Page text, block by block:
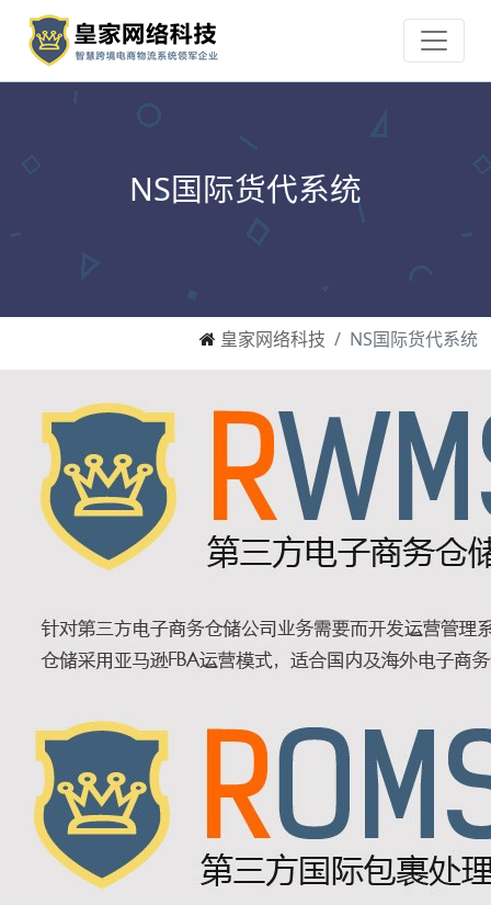
NS国际货代系统
皇家网络科技 NS国际货代系统